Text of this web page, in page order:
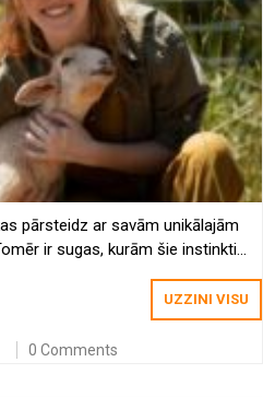
pārsteidz ar savām unikālajām
ir sugas, kurām šie instinkti
UZZINI VISU
0 Comments